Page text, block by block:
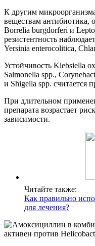
К другим
веществам антибиотика,
Borrelia burgdorferi и
резистентность
Yersinia enterocolitica,
Устойчивость Klebsiella
Salmonella spp.,
и Shigella spp. считается
При длительном
препарата возрастает
зависимости.
Читайте также:
Как правильно
для лечения?